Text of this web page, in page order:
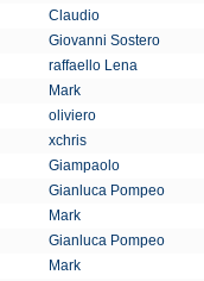
Claudio
Giovanni Sostero
raffaello Lena
Mark
oliviero
xchris
Giampaolo
Gianluca Pompeo
Mark
Gianluca Pompeo
Mark